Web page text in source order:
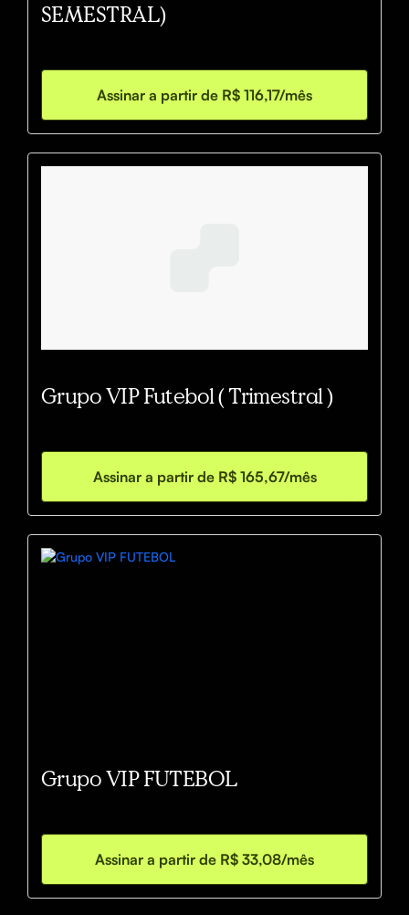
SEMESTRAL)
Assinar a partir de R$ 116,17/mês
Grupo VIP Futebol ( Trimestral )
Assinar a partir de R$ 165,67/mês
Grupo VIP FUTEBOL
Assinar a partir de R$ 33,08/mês